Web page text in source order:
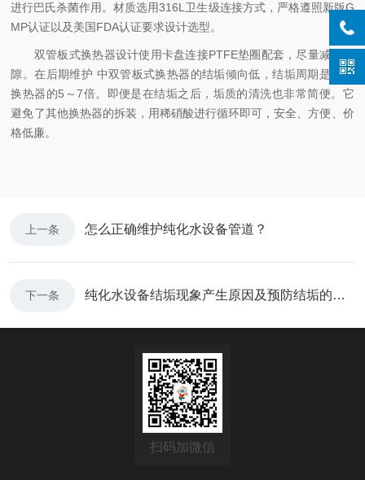
进行巴氏杀菌作用。材质选用316L卫生级连接方式，严格遵照新版G
MP认证以及美国FDA认证要求设计选型。
双管板式换热器设计使用卡盘连接PTFE垫圈配套，尽量减少缝
隙。在后期维护 中双管板式换热器的结垢倾向低，结垢周期是常规
换热器的5～7倍。即便是在结垢之后，垢质的清洗也非常简便。它
避免了其他换热器的拆装，用稀硝酸进行循环即可，安全、方便、价
格低廉。
上一条 怎么正确维护纯化水设备管道？
下一条 纯化水设备结垢现象产生原因及预防结垢的方法有哪些？
扫码加微信